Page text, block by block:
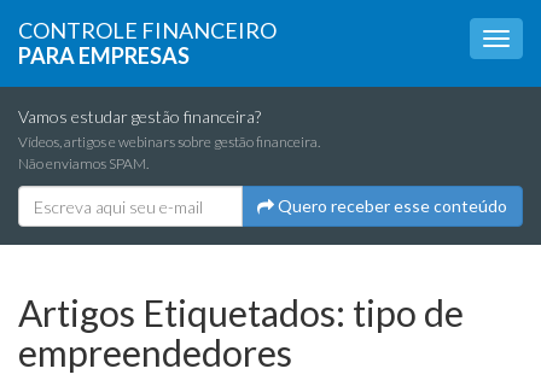
CONTROLE FINANCEIRO
PARA EMPRESAS
Vamos estudar gestão financeira?
Vídeos, artigos e webinars sobre gestão financeira.
Não enviamos SPAM.
Quero receber esse conteúdo
Artigos Etiquetados: tipo de
empreendedores